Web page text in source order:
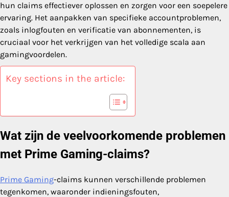
hun claims effectiever oplossen en zorgen voor een soepelere
ervaring. Het aanpakken van specifieke accountproblemen,
zoals inlogfouten en verificatie van abonnementen, is
cruciaal voor het verkrijgen van het volledige scala aan
gamingvoordelen.
Key sections in the article:
Wat zijn de veelvoorkomende problemen
met Prime Gaming-claims?
Prime Gaming-claims kunnen verschillende problemen
tegenkomen, waaronder indieningsfouten,